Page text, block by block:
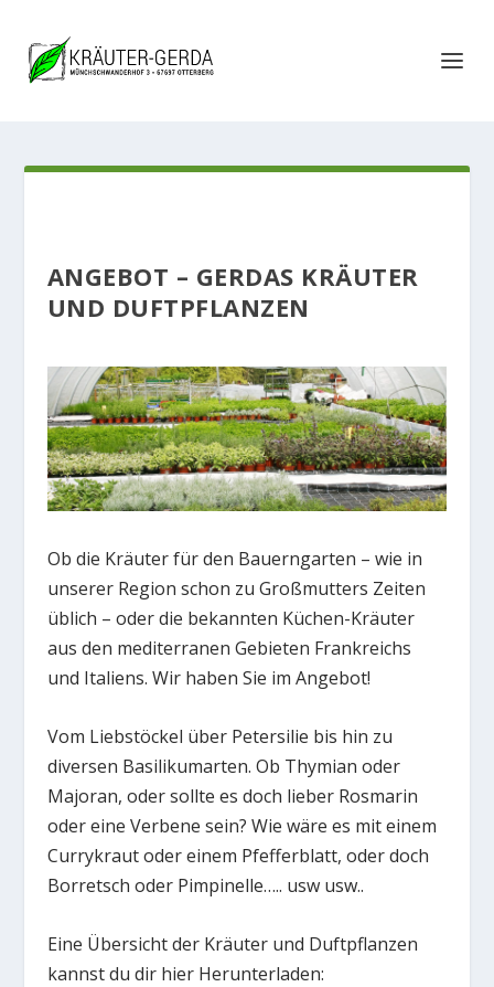
ANGEBOT – GERDAS KRÄUTER
UND DUFTPFLANZEN
Ob die Kräuter für den Bauerngarten – wie in
unserer Region schon zu Großmutters Zeiten
üblich – oder die bekannten Küchen-Kräuter
aus den mediterranen Gebieten Frankreichs
und Italiens. Wir haben Sie im Angebot!
Vom Liebstöckel über Petersilie bis hin zu
diversen Basilikumarten. Ob Thymian oder
Majoran, oder sollte es doch lieber Rosmarin
oder eine Verbene sein? Wie wäre es mit einem
Currykraut oder einem Pfefferblatt, oder doch
Borretsch oder Pimpinelle….. usw usw..
Eine Übersicht der Kräuter und Duftpflanzen
kannst du dir hier Herunterladen: